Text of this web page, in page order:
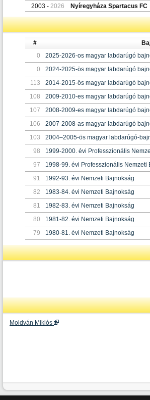
2003 - 2026 Nyíregyháza Spartacus FC
#
0
2025-2026-os magyar labdarúgó
0
2024-2025-ös magyar labdarúgó
113
2014-2015-ös magyar labdarúgó
108
2009-2010-es magyar labdarúgó
107
2008-2009-es magyar labdarúgó
106
2007-2008-as magyar labdarúgó
103
2004–2005-ös magyar labdarúgó-
98
1999-2000. évi Professzionális
97
1998-99. évi Professzionális Nemzeti
91
1992-93. évi Nemzeti Bajnokság
82
1983-84. évi Nemzeti Bajnokság
81
1982-83. évi Nemzeti Bajnokság
80
1981-82. évi Nemzeti Bajnokság
79
1980-81. évi Nemzeti Bajnokság
Moldván Miklós